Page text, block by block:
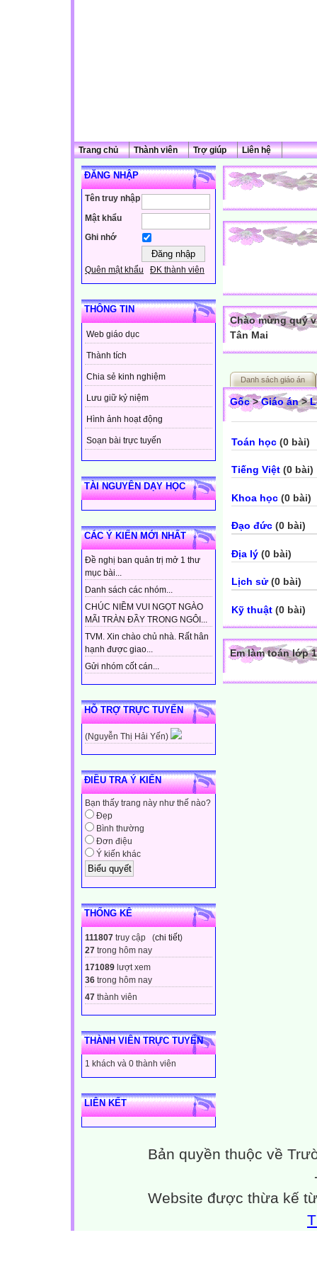
Trang chủ Thành viên Trợ giúp Liên hệ
ĐĂNG NHẬP
Tên truy nhập
Mật khẩu
Ghi nhớ
Quên mật khẩu ĐK thành viên
THÔNG TIN
Web giáo dục
Thành tích
Chia sẻ kinh nghiệm
Lưu giữ kỷ niệm
Hình ảnh hoạt động
Soạn bài trực tuyến
TÀI NGUYÊN DẠY HỌC
CÁC Ý KIẾN MỚI NHẤT
Đề nghị ban quản trị mở 1 thư
mục bài...
Danh sách các nhóm...
CHÚC NIỀM VUI NGỌT NGÀO
MÃI TRÀN ĐẦY TRONG NGÔI...
TVM. Xin chào chủ nhà. Rất hân
hạnh được giao...
Gửi nhóm cốt cán...
HỖ TRỢ TRỰC TUYẾN
(Nguyễn Thị Hải Yến)
ĐIỀU TRA Ý KIẾN
Bạn thấy trang này như thế nào?
Đẹp
Bình thường
Đơn điệu
Ý kiến khác
THỐNG KÊ
111807 truy cập (chi tiết)
27 trong hôm nay
171089 lượt xem
36 trong hôm nay
47 thành viên
THÀNH VIÊN TRỰC TUYẾN
1 khách và 0 thành viên
LIÊN KẾT
Chào mừng quý
Tân Mai
Danh sách giáo án
Gốc>Giáo án>
Toán học (0 bài)
Tiếng Việt (0 bài)
Khoa học (0 bài)
Đạo đức (0 bài)
Địa lý (0 bài)
Lịch sử(0 bài)
Kỹ thuật (0 bài)
Em làm toán lớp 1
Bản quyền thuộc về
Website được thừa kế